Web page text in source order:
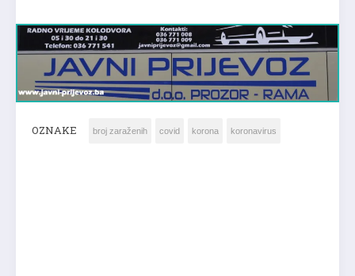
OZNAKE broj zaraženih covid korona koronavirus